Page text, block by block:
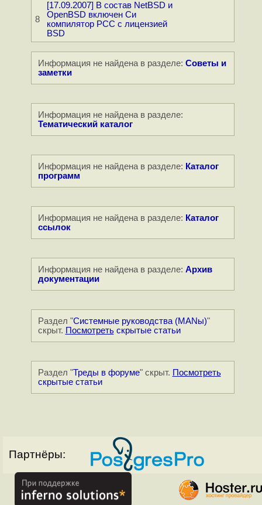
8
[17.09.2007] В состав NetBSD и
OpenBSD включен Си
компилятор PCC с лицензией
BSD
Информация не найдена в разделе: Советы и
заметки
Информация не найдена в разделе:
Тематический каталог
Информация не найдена в разделе: Каталог
программ
Информация не найдена в разделе: Каталог
ссылок
Информация не найдена в разделе: Архив
документации
Раздел "Системные руководства (MANы)"
скрыт. Посмотретьскрытые статьи
Раздел "Треды в форуме" скрыт. Посмотреть
скрытые статьи
Партнёры: